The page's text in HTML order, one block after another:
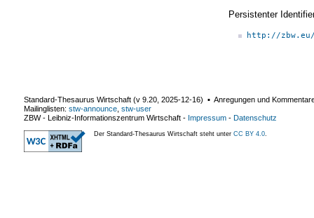
Persistenter
http://
Standard-Thesaurus Wirtschaft (v 9.20 2025-12-16) ▪ Anregungen und
Mailinglisten: stw-announce stw-user
ZBW - Leibniz-Informationszentrum Wirtschaft - Impressum - Datenschutz
Der Standard-Thesaurus Wirtschaft steht unter CC BY 4.0